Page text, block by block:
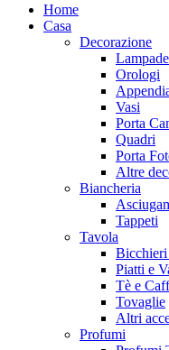
Home
Casa
Decorazione
Lampade
Orologi
Vasi
Porta
Quadri
Porta
Altre
Biancheria
Tappeti
Tavola
Bicchieri
Piatti e
Tè e
Tovaglie
Altri
Profumi